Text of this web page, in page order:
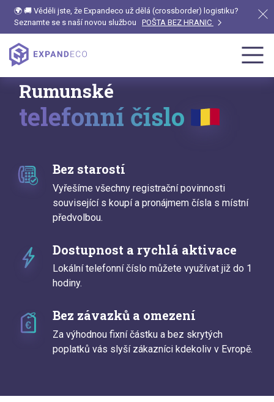
🌍 🚚 Věděli jste, že Expandeco už dělá (crossborder) logistiku?
Seznamte se s naší novou službou
POŠTA BEZ HRANIC
Rumunské
telefonní číslo
Bez starostí
Vyřešíme všechny registrační povinnosti
související s koupí a pronájmem čísla s místní
předvolbou.
Dostupnost a rychlá aktivace
Lokální telefonní číslo můžete využívat již do 1
hodiny.
Bez závazků a omezení
Za výhodnou fixní částku a bez skrytých
poplatků vás slyší zákazníci kdekoliv v Evropě.